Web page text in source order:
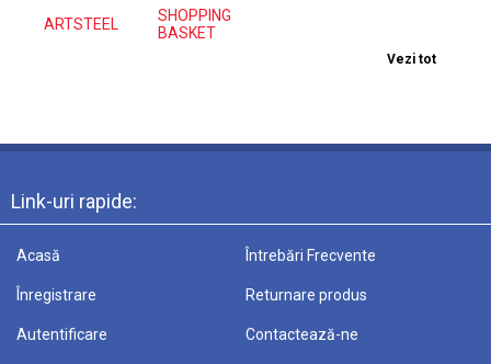
ARTSTEEL
SHOPPING
BASKET
Vezi tot
Link-uri rapide:
Acasă
Înregistrare
Autentificare
Întrebări Frecvente
Returnare produs
Contactează-ne